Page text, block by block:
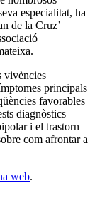
especialitat, ha
de la Cruz’
vivències
principals
favorables
diagnòstics
i el trastorn
com afrontar a
web.